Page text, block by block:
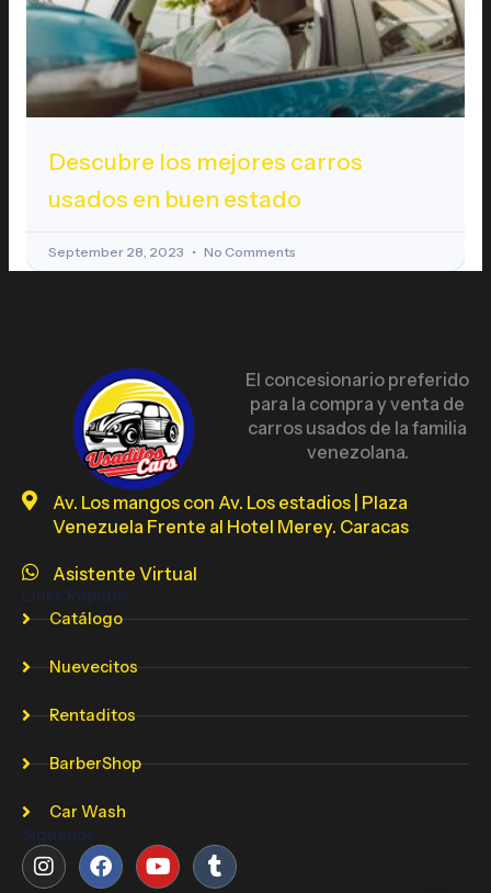
Descubre los mejores carros
usados en buen estado
September 28, 2023 No Comments
El concesionario preferido
para la compra y venta de
carros usados de la familia
venezolana.
Av. Los mangos con Av. Los estadios | Plaza
Venezuela Frente al Hotel Merey. Caracas
Asistente Virtual
Links Rápidos
Catálogo
Nuevecitos
Rentaditos
BarberShop
Car Wash
Síguenos
InstagramFacebook
YoutubeTumblr